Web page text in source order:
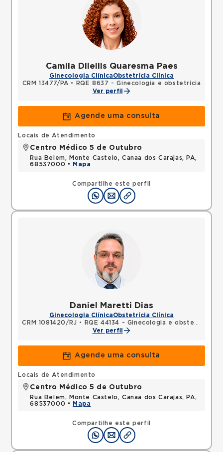
Camila Dilellis Quaresma Paes
Ginecologia ClínicaObstetrícia Clínica
CRM 13477/PA •
RQE 8637 - Ginecologia e obstetrícia
Ver perfil
Agende uma consulta
Compartilhe este perfil
Locais de Atendimento
Centro Médico 5 de Outubro
Rua Belem, Monte Castelo, Canaa dos Carajas, PA,
68537000 •
Mapa
Daniel Maretti Dias
Ginecologia ClínicaObstetrícia Clínica
CRM 1081420/RJ •
RQE 44134 - Ginecologia e obstetrícia
Ver perfil
Agende uma consulta
Compartilhe este perfil
Locais de Atendimento
Centro Médico 5 de Outubro
Rua Belem, Monte Castelo, Canaa dos Carajas, PA,
68537000 •
Mapa